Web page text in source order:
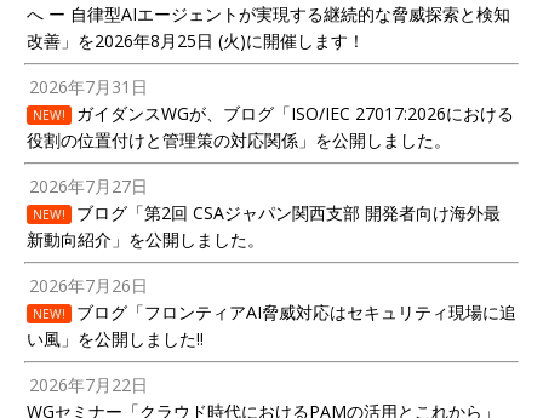
へ ー 自律型AIエージェントが実現する継続的な脅威探索と検知
改善」を2026年8月25日 (火)に開催します！
2026年7月31日
NEW!
ガイダンスWGが、ブログ「ISO/IEC 27017:2026における
役割の位置付けと管理策の対応関係」を公開しました。
2026年7月27日
NEW!
ブログ「第2回 CSAジャパン関西支部 開発者向け海外最
新動向紹介」を公開しました。
2026年7月26日
NEW!
ブログ「フロンティアAI脅威対応はセキュリティ現場に追
い風」を公開しました!!
2026年7月22日
WGセミナー「クラウド時代におけるPAMの活用とこれから」